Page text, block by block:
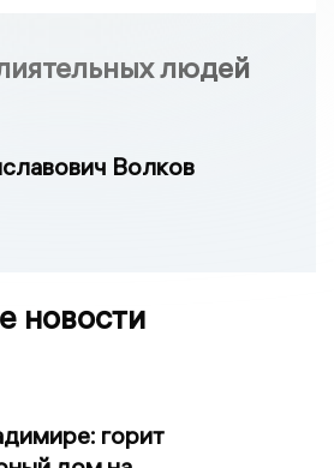
людей
Волков
новости
горит